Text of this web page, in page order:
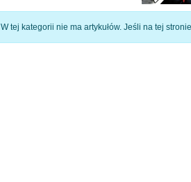
Informacja
W tej kategorii nie ma artykułów. Jeśli na tej